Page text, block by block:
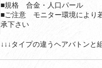
■規格 合金・人口パール
■ご注意 モニター環境により
承下さい
↓↓↓タイプの違うヘアバトンと